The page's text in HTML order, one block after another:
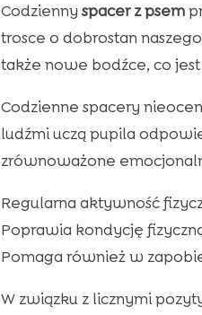
Codzienny spacer z psem
trosce o dobrostan
także nowe bodźce, co
Codzienne spacery
ludźmi uczą pupila
zrównoważone
Regularna aktywność
Poprawia kondycję
Pomaga również w
W związku z licznymi